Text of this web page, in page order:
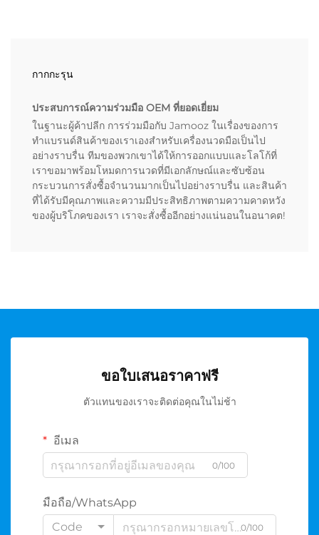
กากกะรุน
ประสบการณ์ความร่วมมือ OEM ที่ยอดเยี่ยม
ในฐานะผู้ค้าปลีก การร่วมมือกับ Jamooz ในเรื่องของการ
ทำแบรนด์สินค้าของเราเองสำหรับเครื่องนวดมือเป็นไป
อย่างราบรื่น ทีมของพวกเขาได้ให้การออกแบบและโลโก้ที่
เราขอมาพร้อมโหมดการนวดที่มีเอกลักษณ์และซับซ้อน
กระบวนการสั่งซื้อจำนวนมากเป็นไปอย่างราบรื่น และสินค้า
ที่ได้รับมีคุณภาพและความมีประสิทธิภาพตามความคาดหวัง
ของผู้บริโภคของเรา เราจะสั่งซื้ออีกอย่างแน่นอนในอนาคต!
ขอใบเสนอราคาฟรี
ตัวแทนของเราจะติดต่อคุณในไม่ช้า
อีเมล
0/100
มือถือ/WhatsApp
Code
0/100